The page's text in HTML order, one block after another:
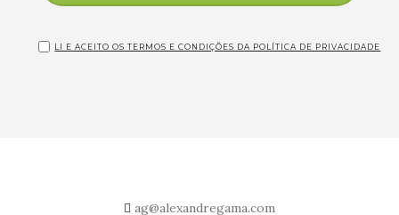
LI E ACEITO OS TERMOS E CONDIÇÕES DA POLÍTICA DE PRIVACIDADE
ag@alexandregama.com